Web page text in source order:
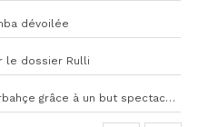
dévoilée
le dossier Rulli
Greenwood frappe fort avec Fenerbahçe grâce à un but spectaculaire